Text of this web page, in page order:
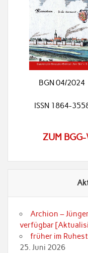
BGN 04/2024
ISSN 1864-
ZUM
Archion –
verfügbar
früher im
25. Juni 2026